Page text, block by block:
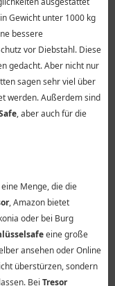
Gewicht unter 1000 kg
bessere
vor Diebstahl. Diese
gedacht. Aber nicht nur
sagen sehr viel über
werden. Außerdem sind
, aber auch für die
Menge, die die
, Amazon bietet
oder bei Burg
eine große
ansehen oder Online
überstürzen, sondern
Bei Tresor